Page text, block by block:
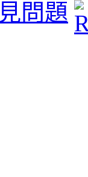
問題